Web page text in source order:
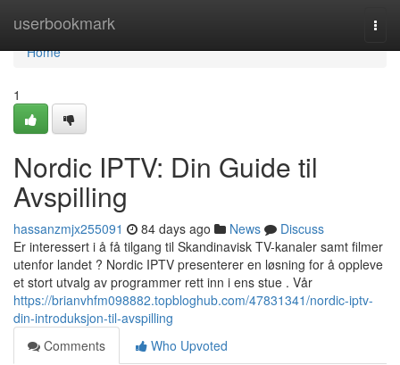
userbookmark
Home
Home
1
Nordic IPTV: Din Guide til
Avspilling
hassanzmjx255091 84 days ago News
Discuss
Er interessert i å få tilgang til Skandinavisk TV-kanaler samt filmer
utenfor landet ? Nordic IPTV presenterer en løsning for å oppleve
et stort utvalg av programmer rett inn i ens stue . Vår
https://brianvhfm098882.topbloghub.com/47831341/nordic-iptv-
din-introduksjon-til-avspilling
Comments
Who Upvoted